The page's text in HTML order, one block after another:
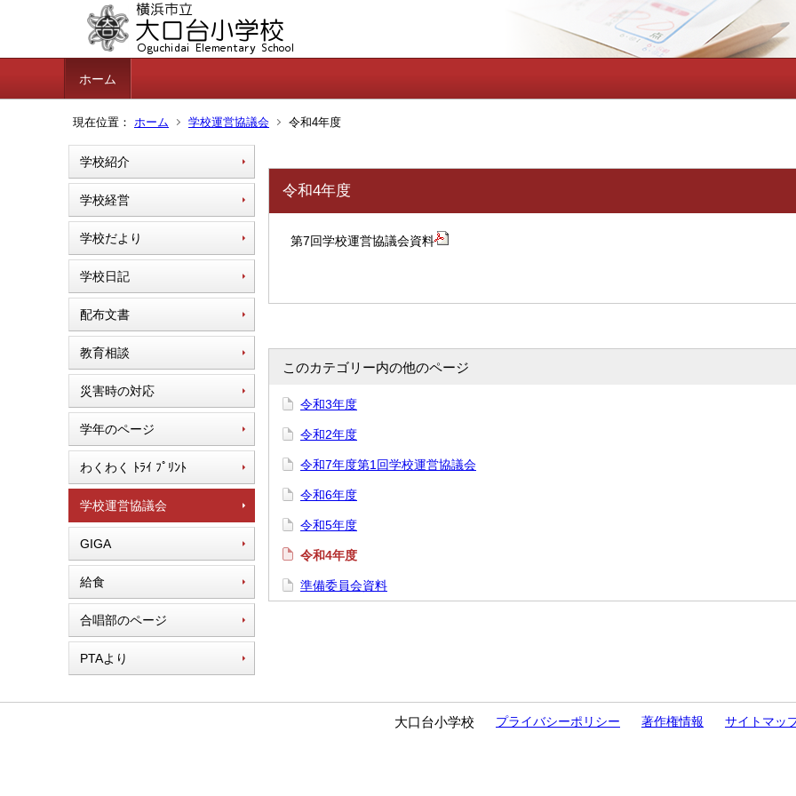
ホーム
現在位置： ホーム 学校運営協議会 令和4年度
学校紹介
学校経営
学校だより
学校日記
配布文書
教育相談
災害時の対応
学年のページ
わくわく ﾄﾗｲ ﾌﾟﾘﾝﾄ
学校運営協議会
GIGA
給食
合唱部のページ
PTAより
令和4年度
第7回学校運営協議会資料
このカテゴリー内の他のページ
令和3年度
令和2年度
令和7年度第1回学校運営協議会
令和6年度
令和5年度
令和4年度
準備委員会資料
大口台小学校 プライバシーポリシー 著作権情報 サイトマッ